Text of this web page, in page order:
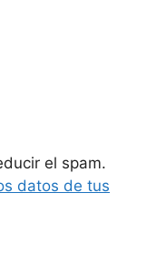
el spam.
datos de tus